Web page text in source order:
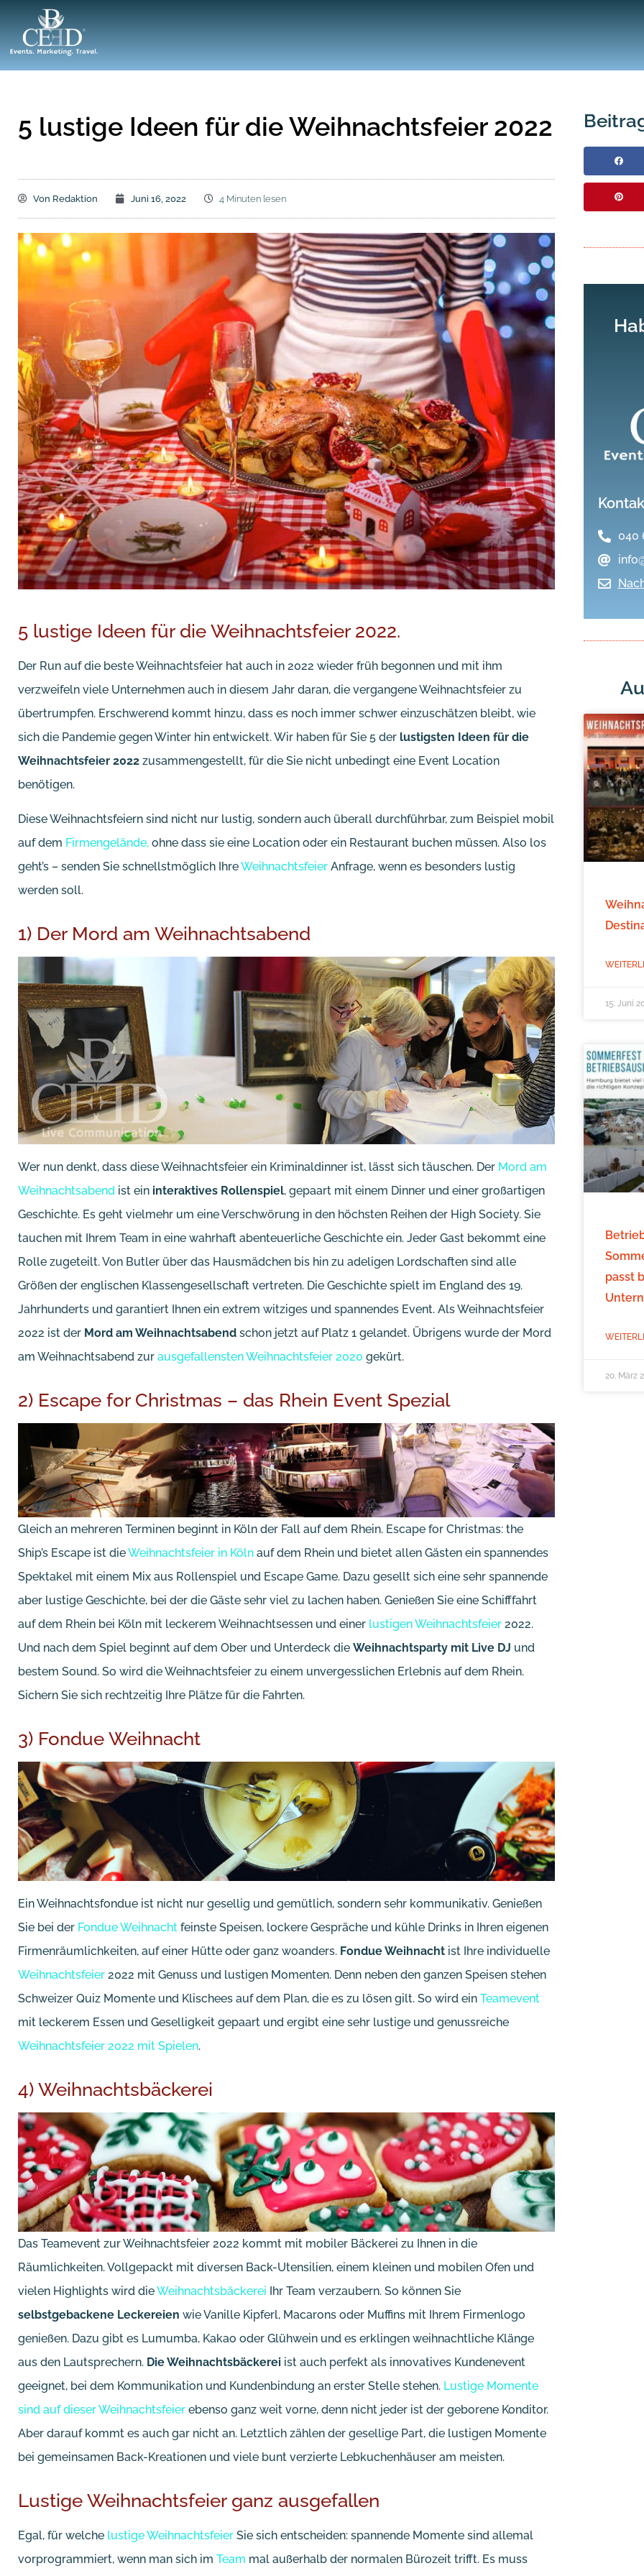
5 lustige Ideen für die Weihnachtsfeier 2022
Von Redaktion Juni 16, 2022 4 Minuten lesen
5 lustige Ideen für die Weihnachtsfeier 2022.
Der Run auf die beste Weihnachtsfeier hat auch in 2022 wieder früh begonnen und mit ihm
verzweifeln viele Unternehmen auch in diesem Jahr daran, die vergangene Weihnachtsfeier zu
übertrumpfen. Erschwerend kommt hinzu, dass es noch immer schwer einzuschätzen bleibt, wie
sich die Pandemie gegen Winter hin entwickelt. Wir haben für Sie 5 der lustigsten Ideen für die
Weihnachtsfeier 2022 zusammengestellt, für die Sie nicht unbedingt eine Event Location
benötigen.
Diese Weihnachtsfeiern sind nicht nur lustig, sondern auch überall durchführbar, zum Beispiel mobil
auf dem Firmengelände, ohne dass sie eine Location oder ein Restaurant buchen müssen. Also los
geht’s – senden Sie schnellstmöglich IhreWeihnachtsfeier Anfrage, wenn es besonders lustig
werden soll.
1) Der Mord am Weihnachtsabend
Wer nun denkt, dass diese Weihnachtsfeier ein Kriminaldinner ist, lässt sich täuschen. Der Mord am
Weihnachtsabend ist ein interaktives Rollenspiel, gepaart mit einem Dinner und einer großartigen
Geschichte. Es geht vielmehr um eine Verschwörung in den höchsten Reihen der High Society. Sie
tauchen mit Ihrem Team in eine wahrhaft abenteuerliche Geschichte ein. Jeder Gast bekommt eine
Rolle zugeteilt. Von Butler über das Hausmädchen bis hin zu adeligen Lordschaften sind alle
Größen der englischen Klassengesellschaft vertreten. Die Geschichte spielt im England des 19.
Jahrhunderts und garantiert Ihnen ein extrem witziges und spannendes Event. Als Weihnachtsfeier
2022 ist der Mord am Weihnachtsabend schon jetzt auf Platz 1 gelandet. Übrigens wurde der Mord
am Weihnachtsabend zur ausgefallensten Weihnachtsfeier 2020 gekürt.
2) Escape for Christmas – das Rhein Event Spezial
Gleich an mehreren Terminen beginnt in Köln der Fall auf dem Rhein. Escape for Christmas: the
Ship’s Escape ist dieWeihnachtsfeier in Köln auf dem Rhein und bietet allen Gästen ein spannendes
Spektakel mit einem Mix aus Rollenspiel und Escape Game. Dazu gesellt sich eine sehr spannende
aber lustige Geschichte, bei der die Gäste sehr viel zu lachen haben. Genießen Sie eine Schifffahrt
auf dem Rhein bei Köln mit leckerem Weihnachtsessen und einer lustigen Weihnachtsfeier 2022.
Und nach dem Spiel beginnt auf dem Ober und Unterdeck die Weihnachtsparty mit Live DJ und
bestem Sound. So wird die Weihnachtsfeier zu einem unvergesslichen Erlebnis auf dem Rhein.
Sichern Sie sich rechtzeitig Ihre Plätze für die Fahrten.
3) Fondue Weihnacht
Ein Weihnachtsfondue ist nicht nur gesellig und gemütlich, sondern sehr kommunikativ. Genießen
Sie bei der Fondue Weihnacht feinste Speisen, lockere Gespräche und kühle Drinks in Ihren eigenen
Firmenräumlichkeiten, auf einer Hütte oder ganz woanders. Fondue Weihnacht ist Ihre individuelle
Weihnachtsfeier 2022 mit Genuss und lustigen Momenten. Denn neben den ganzen Speisen stehen
Schweizer Quiz Momente und Klischees auf dem Plan, die es zu lösen gilt. So wird ein Teamevent
mit leckerem Essen und Geselligkeit gepaart und ergibt eine sehr lustige und genussreiche
Weihnachtsfeier 2022 mit Spielen.
4) Weihnachtsbäckerei
Das Teamevent zur Weihnachtsfeier 2022 kommt mit mobiler Bäckerei zu Ihnen in die
Räumlichkeiten. Vollgepackt mit diversen Back-Utensilien, einem kleinen und mobilen Ofen und
vielen Highlights wird dieWeihnachtsbäckerei Ihr Team verzaubern. So können Sie
selbstgebackene Leckereien wie Vanille Kipferl, Macarons oder Muffins mit Ihrem Firmenlogo
genießen. Dazu gibt es Lumumba, Kakao oder Glühwein und es erklingen weihnachtliche Klänge
aus den Lautsprechern. Die Weihnachtsbäckerei ist auch perfekt als innovatives Kundenevent
geeignet, bei dem Kommunikation und Kundenbindung an erster Stelle stehen. Lustige Momente
sind auf dieser Weihnachtsfeier ebenso ganz weit vorne, denn nicht jeder ist der geborene Konditor.
Aber darauf kommt es auch gar nicht an. Letztlich zählen der gesellige Part, die lustigen Momente
bei gemeinsamen Back-Kreationen und viele bunt verzierte Lebkuchenhäuser am meisten.
Lustige Weihnachtsfeier ganz ausgefallen
Egal, für welche lustige Weihnachtsfeier Sie sich entscheiden: spannende Momente sind allemal
vorprogrammiert, wenn man sich im Team mal außerhalb der normalen Bürozeit trifft. Es muss
040
15. Juni
passt
20. März